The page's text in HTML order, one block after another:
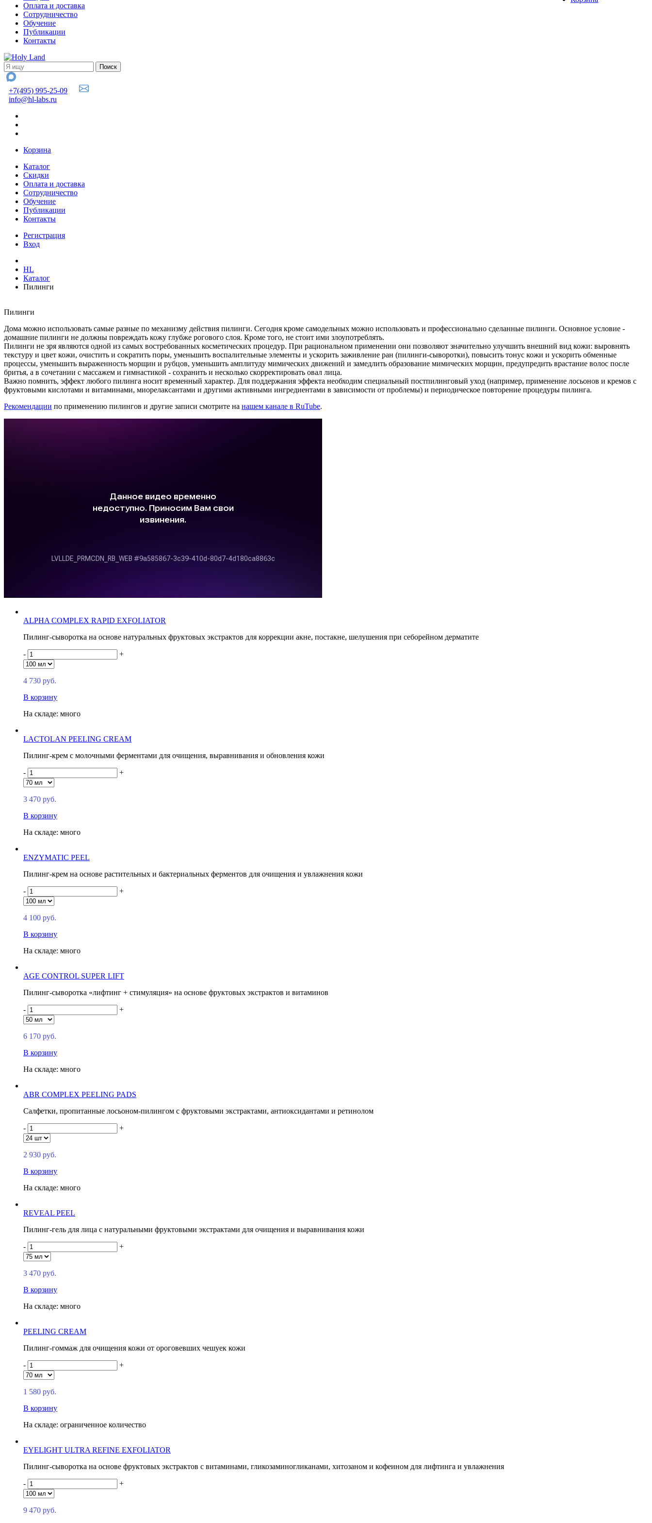
Оплата и доставка
Сотрудничество
Обучение
Публикации
Контакты
+7(495) 995-25-09
info@hl-labs.ru
Корзина
Каталог
Скидки
Оплата и доставка
Сотрудничество
Обучение
Публикации
Контакты
Регистрация
Вход
HL
Каталог
Пилинги
Пилинги
Дома можно использовать самые разные по механизму действия пилинги. Сегодня кроме самодельных можно использовать и профессионально сделанные пилинги. Основное условие -
домашние пилинги не должны повреждать кожу глубже рогового слоя. Кроме того, не стоит ими злоупотреблять.
Пилинги не зря являются одной из самых востребованных косметических процедур. При рациональном применении они позволяют значительно улучшить внешний вид кожи: выровнять
текстуру и цвет кожи, очистить и сократить поры, уменьшить воспалительные элементы и ускорить заживление ран (пилинги-сыворотки), повысить тонус кожи и ускорить обменные
процессы, уменьшить выраженность морщин и рубцов, уменьшить амплитуду мимических движений и замедлить образование мимических морщин, предупредить врастание волос после
бритья, а в сочетании с массажем и гимнастикой - сохранить и несколько скорректировать овал лица.
Важно помнить, эффект любого пилинга носит временный характер. Для поддержания эффекта необходим специальный постпилинговый уход (например, применение лосьонов и кремов с
фруктовыми кислотами и витаминами, миорелаксантами и другими активными ингредиентами в зависимости от проблемы) и периодическое повторение процедуры пилинга.
Рекомендации по применению пилингов и другие записи смотрите на нашем канале в RuTube.
ALPHA COMPLEX RAPID EXFOLIATOR
Пилинг-сыворотка на основе натуральных фруктовых экстрактов для коррекции акне, постакне, шелушения при себорейном дерматите
- +
4 730 руб.
В корзину
На складе: много
LACTOLAN PEELING CREAM
Пилинг-крем с молочными ферментами для очищения, выравнивания и обновления кожи
- +
3 470 руб.
В корзину
На складе: много
ENZYMATIC PEEL
Пилинг-крем на основе растительных и бактериальных ферментов для очищения и увлажнения кожи
- +
4 100 руб.
В корзину
На складе: много
AGE CONTROL SUPER LIFT
Пилинг-сыворотка «лифтинг + стимуляция» на основе фруктовых экстрактов и витаминов
- +
6 170 руб.
В корзину
На складе: много
ABR COMPLEX PEELING PADS
Салфетки, пропитанные лосьоном-пилингом с фруктовыми экстрактами, антиоксидантами и ретинолом
- +
2 930 руб.
В корзину
На складе: много
REVEAL PEEL
Пилинг-гель для лица с натуральными фруктовыми экстрактами для очищения и выравнивания кожи
- +
3 470 руб.
В корзину
На складе: много
PEELING CREAM
Пилинг-гоммаж для очищения кожи от ороговевших чешуек кожи
- +
1 580 руб.
В корзину
На складе: ограниченное количество
EYELIGHT ULTRA REFINE EXFOLIATOR
Пилинг-сыворотка на основе фруктовых экстрактов с витаминами, гликозаминогликанами, хитозаном и кофеином для лифтинга и увлажнения
- +
9 470 руб.